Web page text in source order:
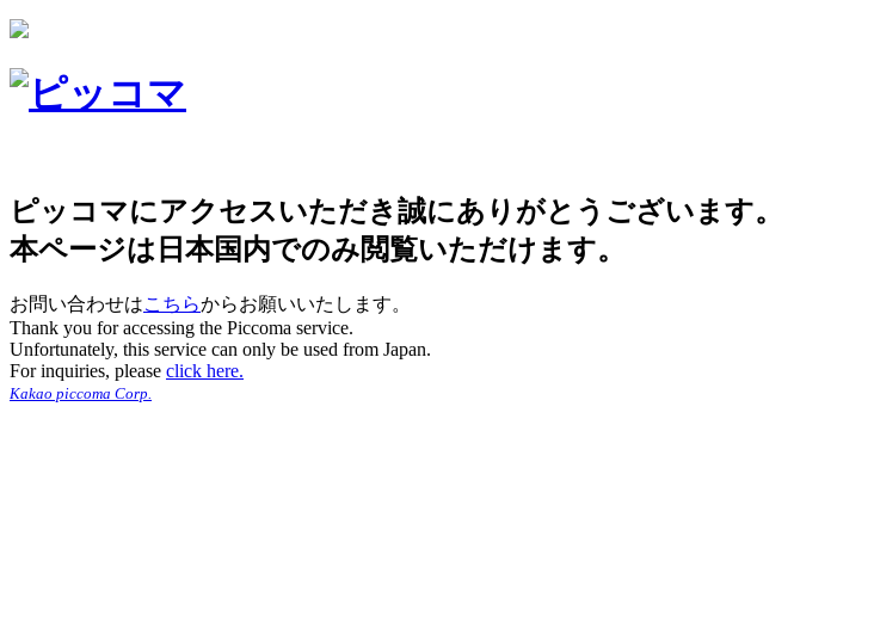
ピッコマにアクセスいただき誠にありがとうございます。
本ページは日本国内でのみ閲覧いただけます。
お問い合わせはこちらからお願いいたします。
Thank you for accessing the Piccoma service.
Unfortunately, this service can only be used from Japan.
For inquiries, please click here.
Kakao piccoma Corp.